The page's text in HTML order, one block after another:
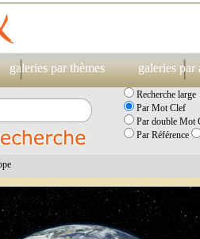
galeries par thèmes galeries par
Recherche large
Par Mot Clef
Par double Mot
Par Référence